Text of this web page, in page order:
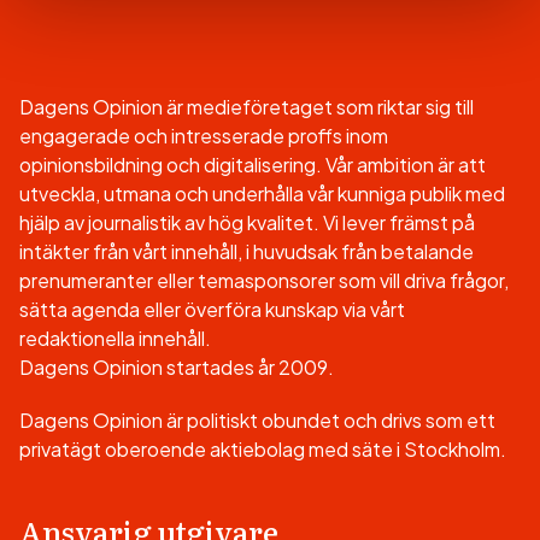
Dagens Opinion är medieföretaget som riktar sig till
engagerade och intresserade proffs inom
opinionsbildning och digitalisering. Vår ambition är att
utveckla, utmana och underhålla vår kunniga publik med
hjälp av journalistik av hög kvalitet. Vi lever främst på
intäkter från vårt innehåll, i huvudsak från betalande
prenumeranter eller temasponsorer som vill driva frågor,
sätta agenda eller överföra kunskap via vårt
redaktionella innehåll.
Dagens Opinion startades år 2009.
Dagens Opinion är politiskt obundet och drivs som ett
privatägt oberoende aktiebolag med säte i Stockholm.
Ansvarig utgivare